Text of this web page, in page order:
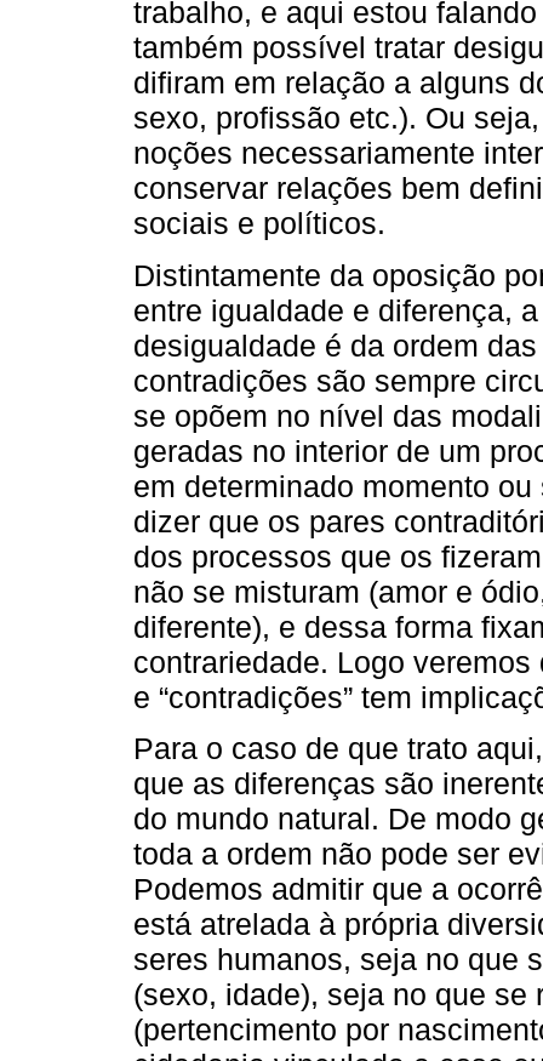
trabalho, e aqui estou
também possível tratar
difiram em relação a alguns
sexo, profissão etc.). Ou
noções necessariamente
conservar relações bem
sociais e políticos.
Distintamente da oposição
entre igualdade e diferença,
desigualdade é da ordem
contradições são sempre
se opõem no nível das
geradas no interior de um
em determinado momento
dizer que os pares
dos processos que os
não se misturam (amor e
diferente), e dessa forma
contrariedade. Logo veremos
e “contradições” tem
Para o caso de que trato
que as diferenças são
do mundo natural. De modo
toda a ordem não pode ser
Podemos admitir que a
está atrelada à própria
seres humanos, seja no que
(sexo, idade), seja no que se
(pertencimento por